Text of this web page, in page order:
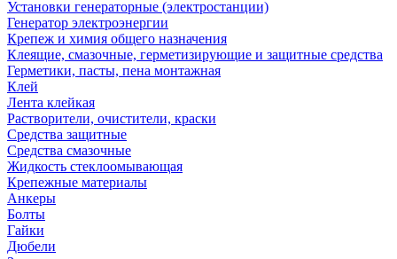
Установки генераторные (электростанции)
Генератор электроэнергии
Крепеж и химия общего назначения
Клеящие, смазочные, герметизирующие и защитные средства
Герметики, пасты, пена монтажная
Клей
Лента клейкая
Растворители, очистители, краски
Средства защитные
Средства смазочные
Жидкость стеклоомывающая
Крепежные материалы
Анкеры
Болты
Гайки
Дюбели